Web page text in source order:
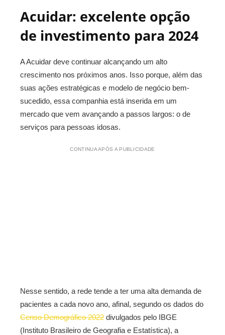
Acuidar: excelente opção
de investimento para 2024
A Acuidar deve continuar alcançando um alto
crescimento nos próximos anos. Isso porque, além das
suas ações estratégicas e modelo de negócio bem-
sucedido, essa companhia está inserida em um
mercado que vem avançando a passos largos: o de
serviços para pessoas idosas.
CONTINUA APÓS A PUBLICIDADE
Nesse sentido, a rede tende a ter uma alta demanda de
pacientes a cada novo ano, afinal, segundo os dados do
Censo Demográfico 2022 divulgados pelo IBGE
(Instituto Brasileiro de Geografia e Estatística), a